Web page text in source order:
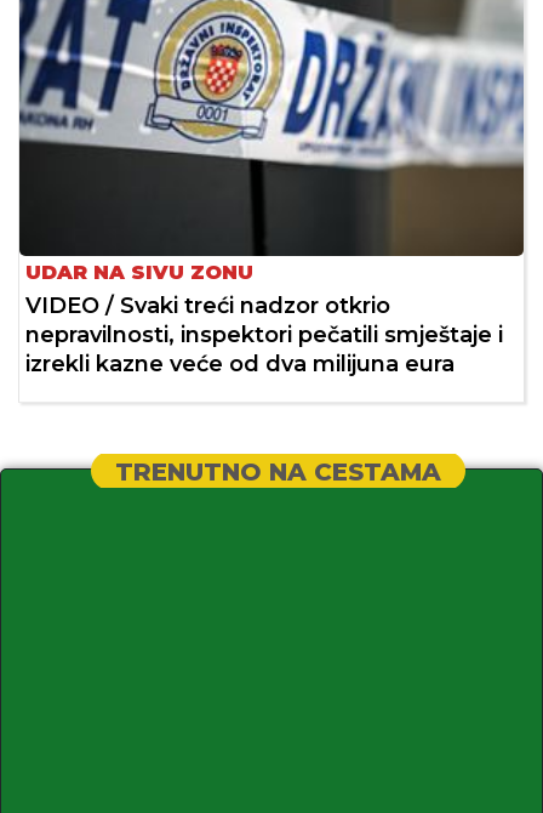
UDAR NA SIVU ZONU
VIDEO / Svaki treći nadzor otkrio
nepravilnosti, inspektori pečatili smještaje i
izrekli kazne veće od dva milijuna eura
TRENUTNO NA CESTAMA